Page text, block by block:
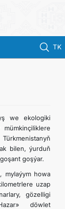
TK
we ekologiki
bilen, ýurduň
goşýar.
mylaýym howa
uzap
gözelligi
döwlet